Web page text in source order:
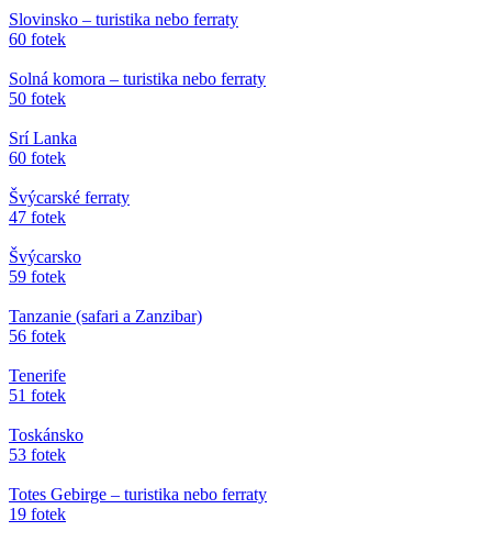
Slovinsko – turistika nebo ferraty
60 fotek
Solná komora – turistika nebo ferraty
50 fotek
Srí Lanka
60 fotek
Švýcarské ferraty
47 fotek
Švýcarsko
59 fotek
Tanzanie (safari a Zanzibar)
56 fotek
Tenerife
51 fotek
Toskánsko
53 fotek
Totes Gebirge – turistika nebo ferraty
19 fotek